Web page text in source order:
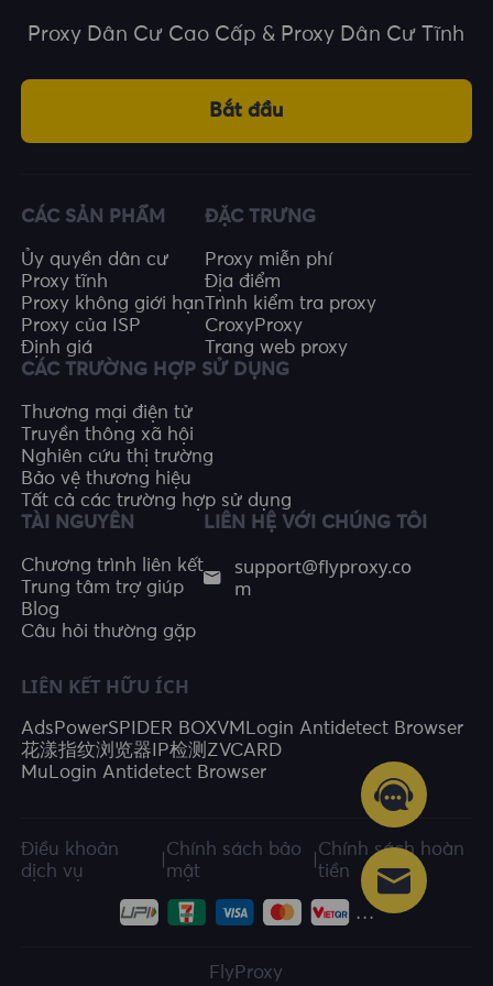
Proxy Dân Cư Cao Cấp & Proxy Dân Cư Tĩnh
Bắt đầu
CÁC SẢN PHẨM
Ủy quyền dân cư
Proxy tĩnh
Proxy không giới hạn
Proxy của ISP
Định giá
ĐẶC TRƯNG
Proxy miễn phí
Địa điểm
Trình kiểm tra proxy
CroxyProxy
Trang web proxy
CÁC TRƯỜNG HỢP SỬ DỤNG
Thương mại điện tử
Truyền thông xã hội
Nghiên cứu thị trường
Bảo vệ thương hiệu
Tất cả các trường hợp sử dụng
TÀI NGUYÊN
Chương trình liên kết
Trung tâm trợ giúp
Blog
Câu hỏi thường gặp
LIÊN HỆ VỚI CHÚNG TÔI
support@flyproxy.co
m
LIÊN KẾT HỮU ÍCH
AdsPowerSPIDER BOXVMLogin Antidetect Browser
花漾指纹浏览器 IP检测 ZVCARD
MuLogin Antidetect Browser
FlyProxy
Điều khoản
dịch vụ
Chính sách bảo
mật
Chính sách hoàn
tiền